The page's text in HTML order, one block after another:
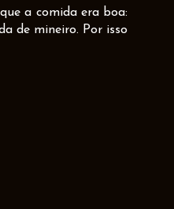
a comida era boa:
de mineiro. Por isso